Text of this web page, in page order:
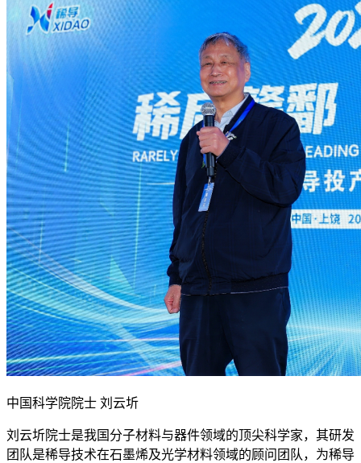
中国科学院院士 刘云圻
刘云圻院士是我国分子材料与器件领域的顶尖科学家，其研发
团队是稀导技术在石墨烯及光学材料领域的顾问团队，为稀导